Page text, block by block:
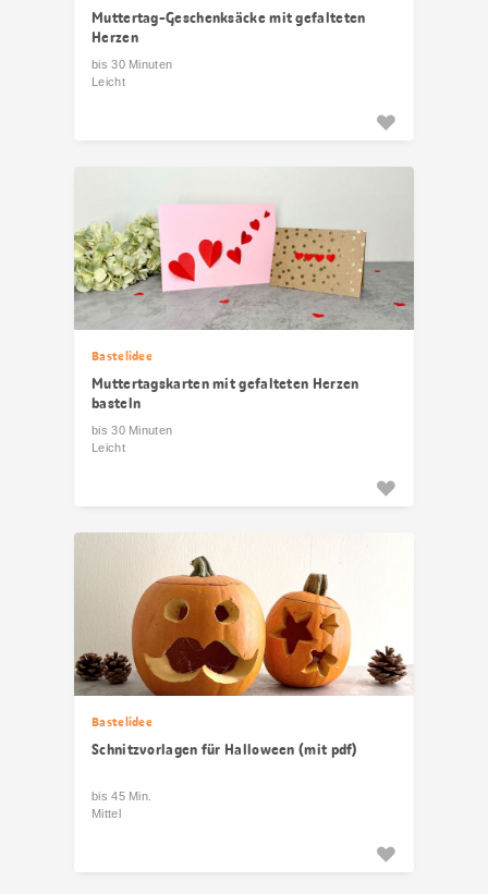
Muttertag-Geschenksäcke mit gefalteten
Herzen
bis 30 Minuten
Leicht
Bastelidee
Muttertagskarten mit gefalteten Herzen
basteln
bis 30 Minuten
Leicht
Bastelidee
Schnitzvorlagen für Halloween (mit pdf)
bis 45 Min.
Mittel